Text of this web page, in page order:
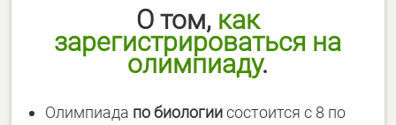
О том, как
зарегистрироваться на
олимпиаду.
Олимпиада по биологиисостоится с 8 по